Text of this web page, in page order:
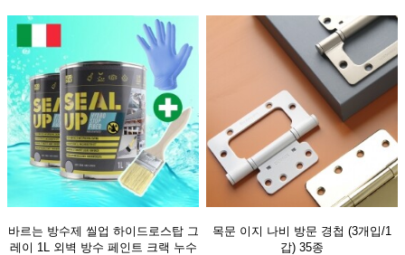
바르는 방수제 씰업 하이드로스탑 그
레이 1L 외벽 방수 페인트 크랙 누수
목문 이지 나비 방문 경첩 (3개입/1
갑) 35종